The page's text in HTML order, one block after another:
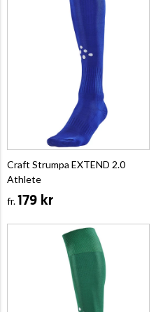
Craft Strumpa EXTEND 2.0
Athlete
fr.179 kr